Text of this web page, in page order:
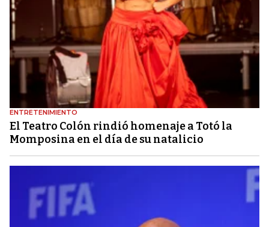
ENTRETENIMIENTO
El Teatro Colón rindió homenaje a Totó la
Momposina en el día de su natalicio